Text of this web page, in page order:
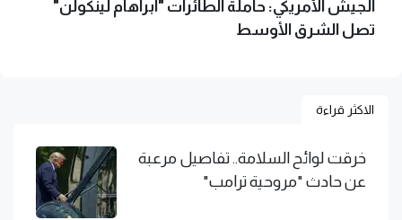
الجيش الأمريكي: حاملة الطائرات "أبراهام لينكولن"
تصل الشرق الأوسط
الاكثر قراءة
خرقت لوائح السلامة.. تفاصيل مرعبة
عن حادث "مروحية ترامب"